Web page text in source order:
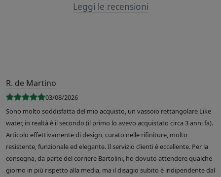
Leggi le recensioni
R. de Martino
03/08/2026
Sono molto soddisfatta del mio acquisto, un vassoio rettangolare Like
water, in realtà è il secondo (il primo lo avevo acquistato circa 3 anni fa).
Articolo effettivamente di design, curato nelle rifiniture, molto
resistente, funzionale ed elegante. Il servizio clienti è eccellente. Per la
consegna, da parte del corriere Bartolini, ho dovuto attendere qualche
giorno in più rispetto alla media, ma il disagio subito è indipendente dal